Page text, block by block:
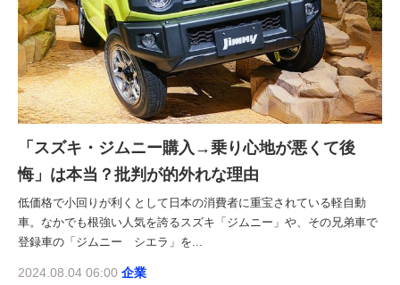
SMART MARKETING JOURNAL
BPaaS JOURNAL
ADOPTABLE DOG JOURNAL
「スズキ・ジムニー購入→乗り心地が悪くて後
悔」は本当？批判が的外れな理由
低価格で小回りが利くとして日本の消費者に重宝されている軽自動
車。なかでも根強い人気を誇るスズキ「ジムニー」や、その兄弟車で
登録車の「ジムニー シエラ」を...
2024.08.04 06:00 企業